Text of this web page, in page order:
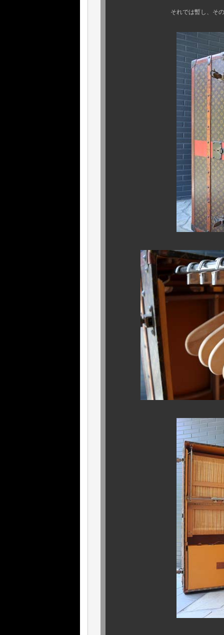
それでは暫し、その全貌を心